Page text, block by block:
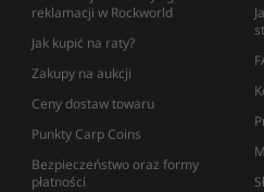
reklamacji w Rockworld
Jak kupić na raty?
Zakupy na aukcji
Ceny dostaw towaru
Punkty Carp Coins
Bezpieczeństwo oraz formy
płatności